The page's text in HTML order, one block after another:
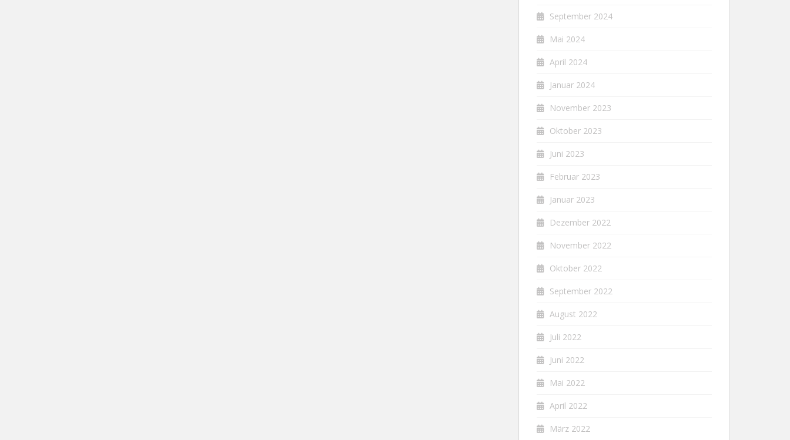
September 2024
Mai 2024
April 2024
Januar 2024
November 2023
Oktober 2023
Juni 2023
Februar 2023
Januar 2023
Dezember 2022
November 2022
Oktober 2022
September 2022
August 2022
Juli 2022
Juni 2022
Mai 2022
April 2022
März 2022